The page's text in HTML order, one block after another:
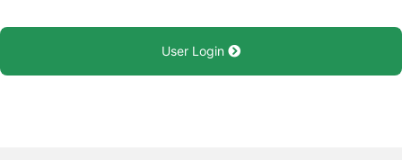
User Login